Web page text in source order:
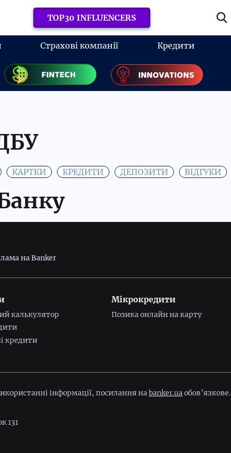
TOP30 INFLUENCERS
Страхові компанії Кредити
КАРТКИ КРЕДИТИ ДЕПОЗИТИ ВІДГУКИ
на Banker
калькулятор
кредити
Мікрокредити
Позика онлайн на карту
інформації, посилання наbanker.uaобов’язкове.
131